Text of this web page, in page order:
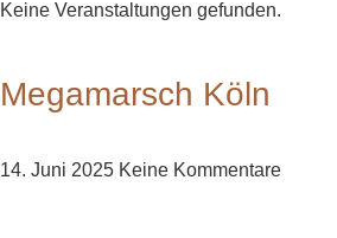
Keine Veranstaltungen gefunden.
Megamarsch Köln
14. Juni 2025 Keine Kommentare